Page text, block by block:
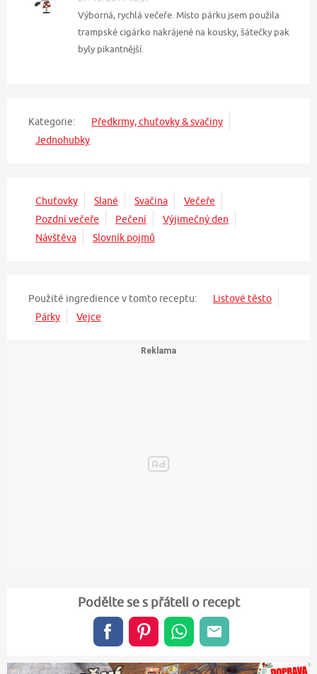
Výborná, rychlá večeře. Místo párku jsem použila
trampské cigárko nakrájené na kousky, šátečky pak
byly pikantnější.
Kategorie:
Předkrmy, chuťovky & svačiny
Jednohubky
Chuťovky Slané Svačina
Večeře
Pozdní večeře
Pečení
Výjimečný den
Návštěva
Slovník pojmů
Použité ingredience v tomto receptu:
Listové těsto
Párky
Vejce
Podělte se s přáteli o recept